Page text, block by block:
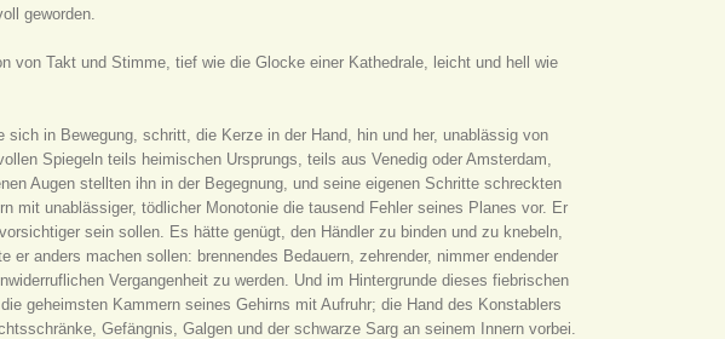
geworden.
von Takt und Stimme, tief wie die Glocke einer Kathedrale, leicht und hell wie
in Bewegung, schritt, die Kerze in der Hand, hin und her, unablässig von
Spiegeln teils heimischen Ursprungs, teils aus Venedig oder Amsterdam,
Augen stellten ihn in der Begegnung, und seine eigenen Schritte schreckten
mit unablässiger, tödlicher Monotonie die tausend Fehler seines Planes vor. Er
sein sollen. Es hätte genügt, den Händler zu binden und zu knebeln,
anders machen sollen: brennendes Bedauern, zehrender, nimmer endender
Vergangenheit zu werden. Und im Hintergrunde dieses fiebrischen
geheimsten Kammern seines Gehirns mit Aufruhr; die Hand des Konstablers
Gefängnis, Galgen und der schwarze Sarg an seinem Innern vorbei.